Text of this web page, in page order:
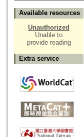
Available resources
Unauthorized
Unable to
provide reading
Extra service